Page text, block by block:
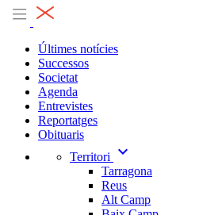
Últimes notícies
Successos
Societat
Agenda
Entrevistes
Reportatges
Obituaris
Territori
expand_more
Tarragona
Reus
Alt Camp